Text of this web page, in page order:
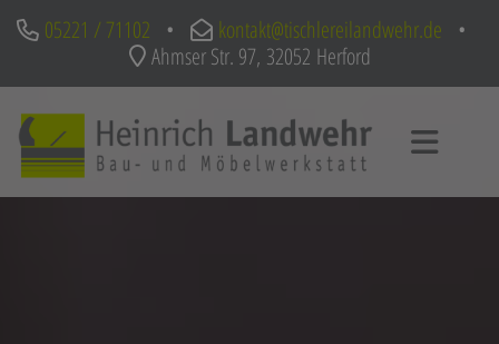
05221 / 71102 • kontakt@tischlereilandwehr.de •
Ahmser Str. 97, 32052 Herford